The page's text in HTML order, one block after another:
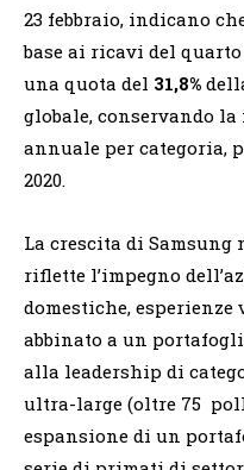
23 febbraio, indicano
base ai ricavi del
una quota del 31,8%
globale, conservando
annuale per categoria,
2020.
La crescita di Samsung
riflette l’impegno
domestiche,
abbinato a un
alla leadership di
ultra-large (oltre 75
espansione di un